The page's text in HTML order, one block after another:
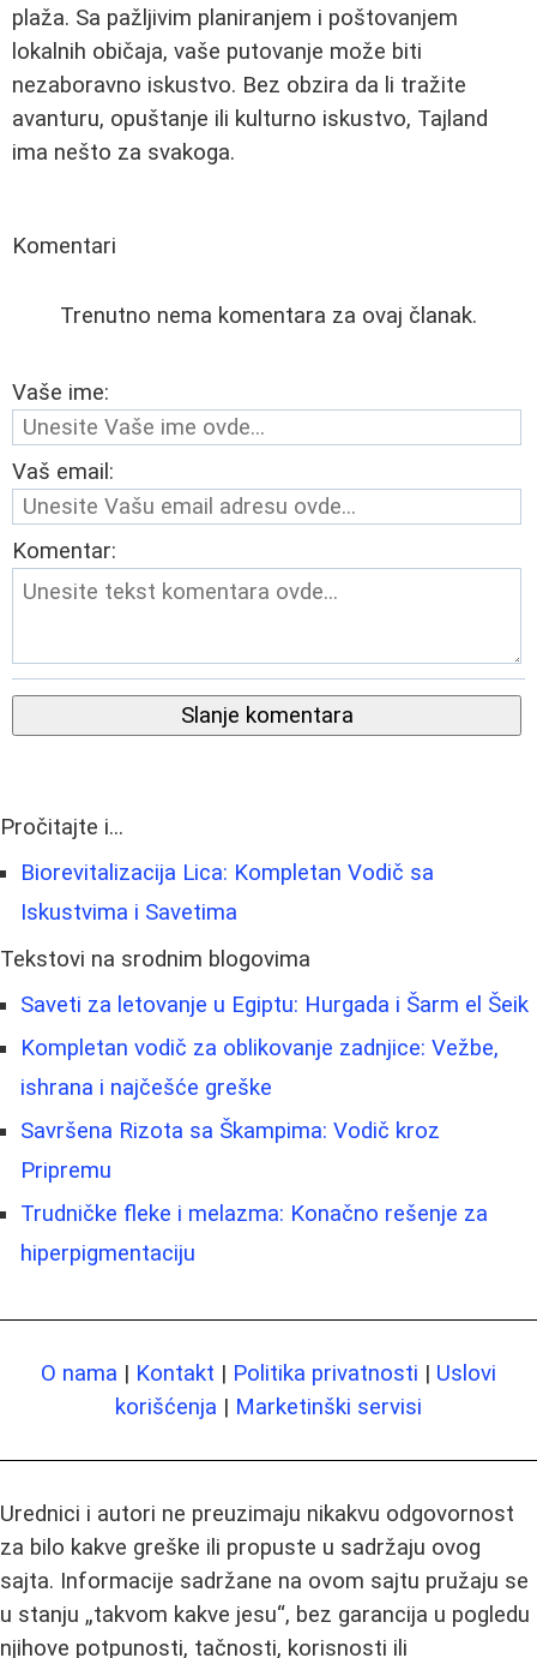
plaža. Sa pažljivim planiranjem i poštovanjem
lokalnih običaja, vaše putovanje može biti
nezaboravno iskustvo. Bez obzira da li tražite
avanturu, opuštanje ili kulturno iskustvo, Tajland
ima nešto za svakoga.
Komentari
Trenutno nema komentara za ovaj članak.
Vaše ime:
Vaš email:
Komentar:
Slanje komentara
Pročitajte i...
Biorevitalizacija Lica: Kompletan Vodič sa
Iskustvima i Savetima
Tekstovi na srodnim blogovima
Saveti za letovanje u Egiptu: Hurgada i Šarm el Šeik
Kompletan vodič za oblikovanje zadnjice: Vežbe,
ishrana i najčešće greške
Savršena Rizota sa Škampima: Vodič kroz
Pripremu
Trudničke fleke i melazma: Konačno rešenje za
hiperpigmentaciju
O nama | Kontakt | Politika privatnosti | Uslovi
korišćenja | Marketinški servisi
Urednici i autori ne preuzimaju nikakvu odgovornost
za bilo kakve greške ili propuste u sadržaju ovog
sajta. Informacije sadržane na ovom sajtu pružaju se
u stanju „takvom kakve jesu“, bez garancija u pogledu
njihove potpunosti, tačnosti, korisnosti ili